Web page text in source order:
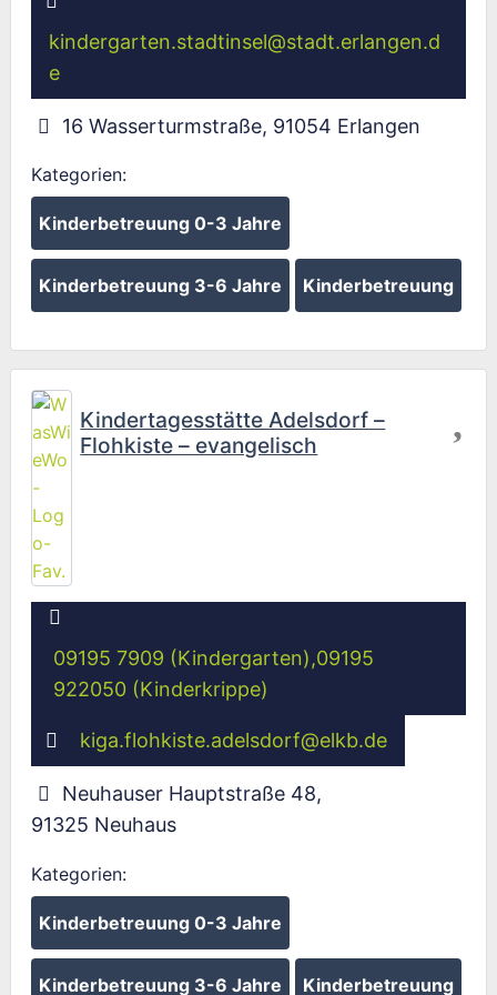
kindergarten.stadtinsel@stadt.erlangen.d
e
16 Wasserturmstraße, 91054 Erlangen
Kategorien:
Kinderbetreuung 0-3 Jahre
Kinderbetreuung 3-6 Jahre Kinderbetreuung
Kindertagesstätte Adelsdorf –
Flohkiste – evangelisch
09195 7909 (Kindergarten),09195
922050 (Kinderkrippe)
kiga.flohkiste.adelsdorf@elkb.de
Neuhauser Hauptstraße 48,
91325 Neuhaus
Kategorien:
Kinderbetreuung 0-3 Jahre
Kinderbetreuung 3-6 Jahre Kinderbetreuung